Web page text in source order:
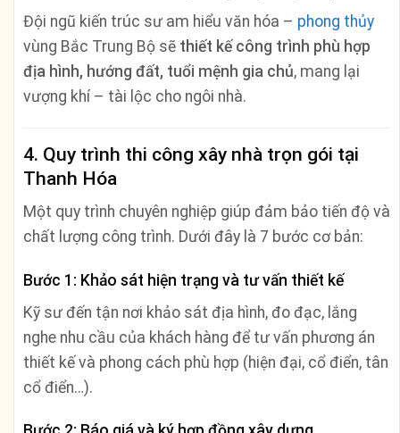
Đội ngũ kiến trúc sư am hiểu văn hóa – phong thủy
vùng Bắc Trung Bộ sẽ thiết kế công trình phù hợp
địa hình, hướng đất, tuổi mệnh gia chủ, mang lại
vượng khí – tài lộc cho ngôi nhà.
4. Quy trình thi công xây nhà trọn gói tại
Thanh Hóa
Một quy trình chuyên nghiệp giúp đảm bảo tiến độ và
chất lượng công trình. Dưới đây là 7 bước cơ bản:
Bước 1: Khảo sát hiện trạng và tư vấn thiết kế
Kỹ sư đến tận nơi khảo sát địa hình, đo đạc, lắng
nghe nhu cầu của khách hàng để tư vấn phương án
thiết kế và phong cách phù hợp (hiện đại, cổ điển, tân
cổ điển…).